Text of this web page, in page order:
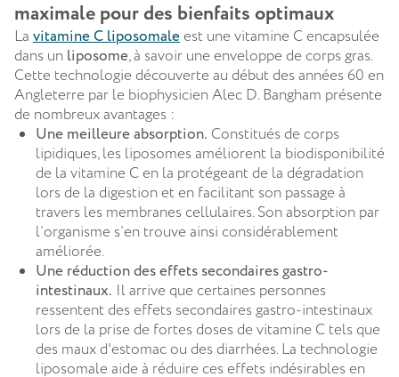
maximale pour des bienfaits optimaux
La vitamine C liposomaleest une vitamine C encapsulée
dans un liposome, à savoir une enveloppe de corps gras.
Cette technologie découverte au début des années 60 en
Angleterre par le biophysicien Alec D. Bangham présente
de nombreux avantages :
Une meilleure absorption. Constitués de corps
lipidiques, les liposomes améliorent la biodisponibilité
de la vitamine C en la protégeant de la dégradation
lors de la digestion et en facilitant son passage à
travers les membranes cellulaires. Son absorption par
l’organisme s’en trouve ainsi considérablement
améliorée.
Une réduction des effets secondaires gastro-
intestinaux. Il arrive que certaines personnes
ressentent des effets secondaires gastro-intestinaux
lors de la prise de fortes doses de vitamine C tels que
des maux d'estomac ou des diarrhées. La technologie
liposomale aide à réduire ces effets indésirables en